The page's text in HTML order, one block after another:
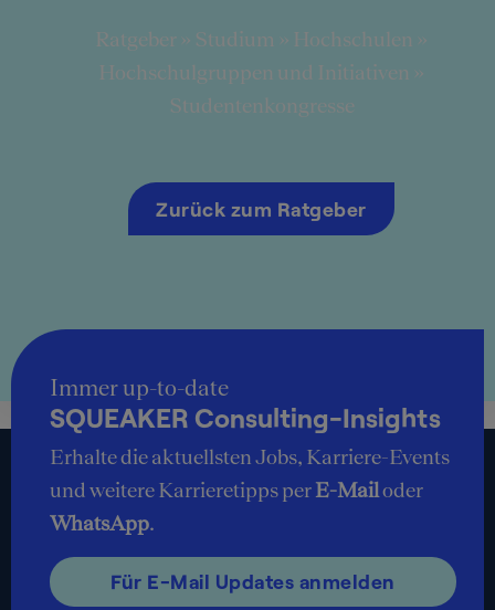
Ratgeber » Studium » Hochschulen »
Hochschulgruppen und Initiativen »
Studentenkongresse
Zurück zum Ratgeber
Immer up-to-date
SQUEAKER Consulting-Insights
Erhalte die aktuellsten Jobs, Karriere-Events
und weitere Karrieretipps perE-Mailoder
WhatsApp.
Für E-Mail Updates anmelden